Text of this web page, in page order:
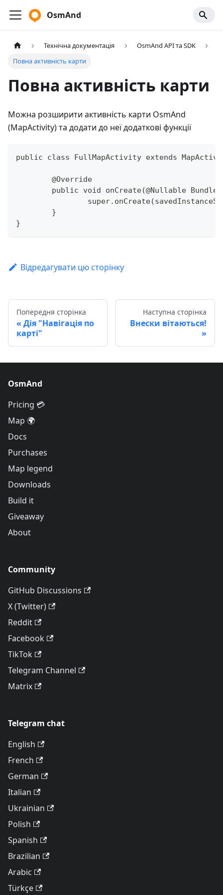
OsmAnd
Технічна документація
OsmAnd API та SDK
Повна активність карти
Повна активність карти
Можна розширити активність карти OsmAnd
(MapActivity) та додати до неї додаткові функції
public class FullMapActivity extends
	@Override
public void onCreate(@Nullable Bundle
	}
}
Відредагувати цю сторінку
Попередня сторінка
Дія "Навігація по
карті"
Наступна сторінка
Внески вітаються!
OsmAnd
Pricing 💳
Map 🌍
Docs
Purchases
Map legend
Downloads
Build it
Giveaway
About
Community
GitHub Discussions
X (Twitter)
Reddit
Facebook
TikTok
Telegram Channel
Matrix
Telegram chat
English
French
German
Italian
Ukrainian
Polish
Spanish
Brazilian
Arabic
Türkçe